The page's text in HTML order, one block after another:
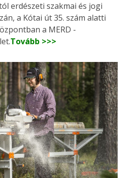
erdészeti szakmai és jogi
a Kótai út 35. szám alatti
a MERD -
Tovább >>>